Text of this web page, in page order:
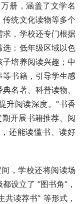
册，涵盖了文学名
统文化读物等多个
，学校还专门根据
：低年级区域以色
培养阅读兴趣；中
书籍，引导学生感
名著、科普读物、
升阅读深度。“书香
开展书籍推荐、阅
还能读懂书、读好
，学校还将阅读场
设立了 “图书角”，
共读荐书” 等形式，